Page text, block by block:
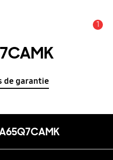
1
de garantie